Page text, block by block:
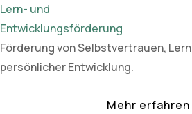
Lern- und
Entwicklungsförderung
Förderung von Selbstvertrauen,
persönlicher Entwicklung.
Mehr erfahren